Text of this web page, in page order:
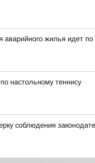
аварийного жилья идет по
настольному теннису
соблюдения